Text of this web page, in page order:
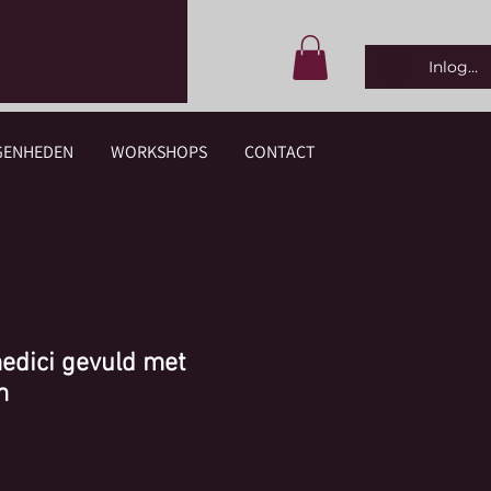
WORKSHOPS CONTACT
gevuld met